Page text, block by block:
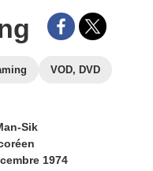
VOD, DVD
Sik
1974